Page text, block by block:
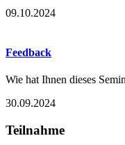
09.10.2024
Feedback
Wie hat Ihnen dieses
30.09.2024
Teilnahme